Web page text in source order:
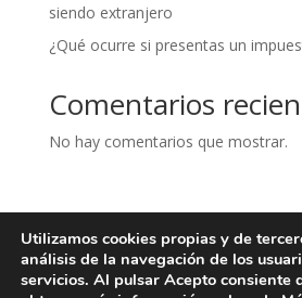
siendo extranjero
¿Qué ocurre si presentas un
Comentarios
No hay comentarios que mostrar.
Aviso legal
Política de
Política de cookies
Utilizamos cookies propias y de
análisis de la navegación de los
servicios. Al pulsar Acepto consiente